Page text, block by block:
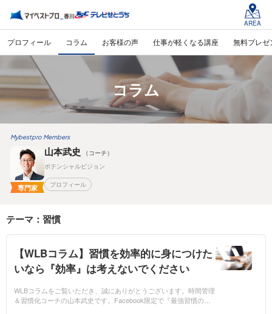
AREA
プロフィール コラム お客様の声 仕事が軽くなる講座 無料プレゼ
コラム
Mybestpro Members
専門家
山本武史
（コーチ）
ポテンシャルビジョン
プロフィール
テーマ：習慣
【WLBコラム】習慣を効率的に身につけた
いなら『効率』は考えないでください
WLBコラムをご覧いただき、誠にありがとうございます。時間管理
＆習慣化コーチの山本武史です。Facebook限定で『最強習慣の作